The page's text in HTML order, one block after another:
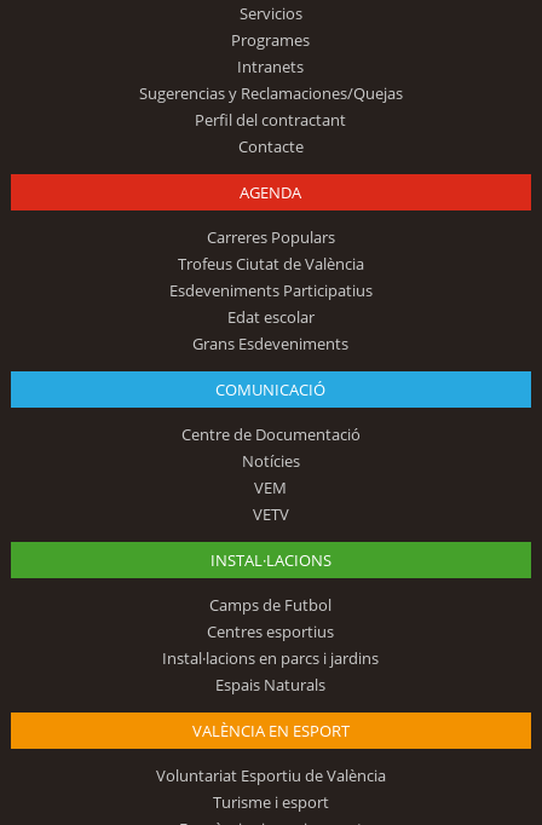
Servicios
Programes
Intranets
Sugerencias y Reclamaciones/Quejas
Perfil del contractant
Contacte
AGENDA
Carreres Populars
Trofeus Ciutat de València
Esdeveniments Participatius
Edat escolar
Grans Esdeveniments
COMUNICACIÓ
Centre de Documentació
Notícies
VEM
VETV
INSTAL·LACIONS
Camps de Futbol
Centres esportius
Instal·lacions en parcs i jardins
Espais Naturals
VALÈNCIA EN ESPORT
Voluntariat Esportiu de València
Turisme i esport